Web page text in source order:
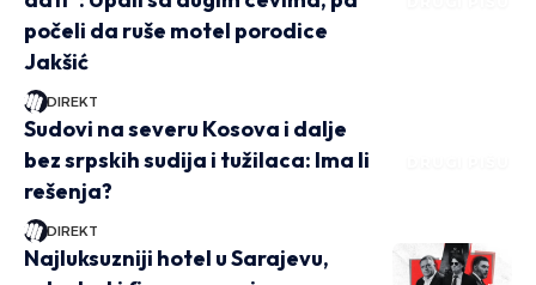
počeli da ruše motel porodice
Jakšić
DIREKT
Sudovi na severu Kosova i dalje
bez srpskih sudija i tužilaca: Ima li
rešenja?
DIREKT
Najluksuzniji hotel u Sarajevu,